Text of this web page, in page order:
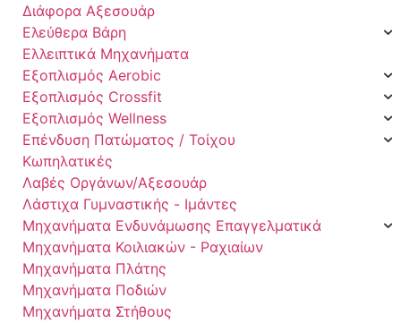
Διάφορα Αξεσουάρ
Ελεύθερα Βάρη
Ελλειπτικά Μηχανήματα
Εξοπλισμός Aerobic
Εξοπλισμός Crossfit
Εξοπλισμός Wellness
Επένδυση Πατώματος / Τοίχου
Κωπηλατικές
Λαβές Οργάνων/Αξεσουάρ
Λάστιχα Γυμναστικής - Ιμάντες
Μηχανήματα Ενδυνάμωσης Επαγγελματικά
Μηχανήματα Κοιλιακών - Ραχιαίων
Μηχανήματα Πλάτης
Μηχανήματα Ποδιών
Μηχανήματα Στήθους